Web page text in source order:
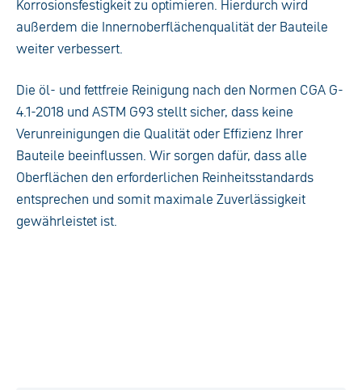
Korrosionsfestigkeit zu optimieren. Hierdurch wird
außerdem die Innernoberflächenqualität der Bauteile
weiter verbessert.
Die öl- und fettfreie Reinigung nach den Normen CGA G-
4.1-2018 und ASTM G93 stellt sicher, dass keine
Verunreinigungen die Qualität oder Effizienz Ihrer
Bauteile beeinflussen. Wir sorgen dafür, dass alle
Oberflächen den erforderlichen Reinheitsstandards
entsprechen und somit maximale Zuverlässigkeit
gewährleistet ist.